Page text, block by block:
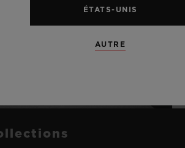
ÉTATS-UNIS
AUTRE